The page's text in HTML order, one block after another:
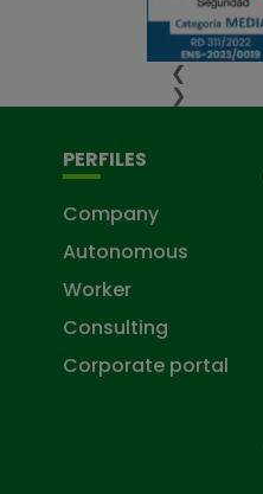
❮
❯
PERFILES
Company
Autonomous
Worker
Consulting
Corporate portal